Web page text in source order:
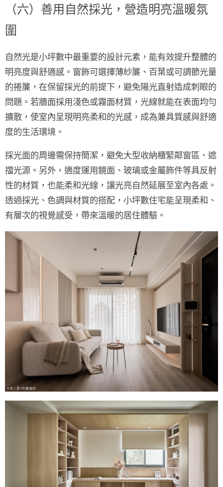
（六）善用自然採光，營造明亮溫暖氛
圍
自然光是小坪數中最重要的設計元素，能有效提升整體的
明亮度與舒適感。窗飾可選擇薄紗簾、百葉或可調節光量
的捲簾 ，在保留採光的前提下，避免陽光直射造成刺眼的
問題。若牆面採用淺色或霧面材質，光線就能在表面均勻
擴散，使室內呈現明亮柔和的光感，成為兼具質感與舒適
度的生活環境。
採光面的周邊需保持簡潔，避免大型收納櫃緊鄰窗區、遮
擋光源。另外，適度運用鏡面、玻璃或金屬飾件等具反射
性的材質，也能柔和光線，讓光亮自然延展至室內各處。
透過採光、色調與材質的搭配，小坪數住宅能呈現柔和、
有層次的視覺感受，帶來溫暖的居住體驗。